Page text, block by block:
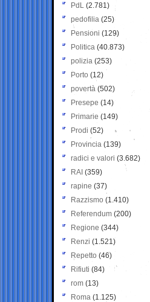
PdL (2.781)
pedofilia (25)
Pensioni (129)
Politica (40.873)
polizia (253)
Porto (12)
povertà (502)
Presepe (14)
Primarie (149)
Prodi (52)
Provincia (139)
radici e valori (3.682)
RAI (359)
rapine (37)
Razzismo (1.410)
Referendum (200)
Regione (344)
Renzi (1.521)
Repetto (46)
Rifiuti (84)
rom (13)
Roma (1.125)